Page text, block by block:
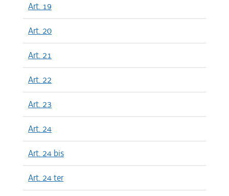
Art. 19
Art. 20
Art. 21
Art. 22
Art. 23
Art. 24
Art. 24 bis
Art. 24 ter